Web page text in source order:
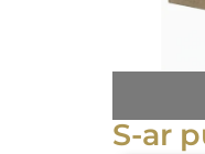
S-ar